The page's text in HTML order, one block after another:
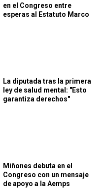
en el Congreso entre
esperas al Estatuto Marco
La diputada tras la primera
ley de salud mental: "Esto
garantiza derechos"
Miñones debuta en el
Congreso con un mensaje
de apoyo a la Aemps